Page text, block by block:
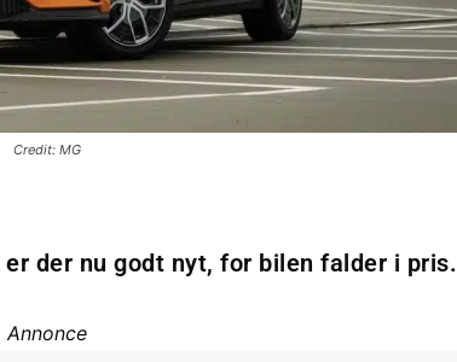
Credit: MG
der nu godt nyt, for bilen falder i pris.
Annonce